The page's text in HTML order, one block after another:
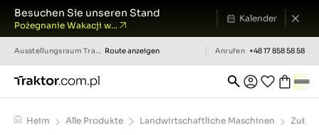
Besuchen Sie unseren Stand
Pożegnanie Wakacji w...
Kalender
AusstellungsraumTraktor.com.pl Route anzeigen Anrufen +48 17 858 58 58
Heim Alle Produkte Landwirtschaftliche Maschinen